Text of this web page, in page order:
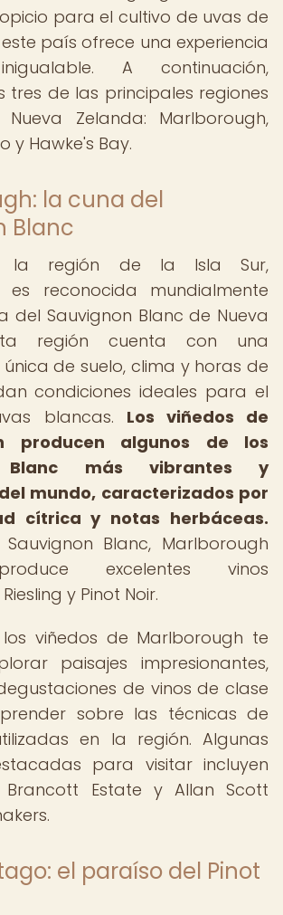
para el cultivo de uvas de
país ofrece una experiencia
A continuación,
tres de las principales regiones
Zelanda: Marlborough,
y Hawke's Bay.
la cuna del
Blanc
la región de la Isla Sur,
es reconocida mundialmente
del Sauvignon Blanc de Nueva
región cuenta con una
de suelo, clima y horas de
condiciones ideales para el
blancas. Los viñedos de
producen algunos de los
Blanc más vibrantes y
mundo, caracterizados por
cítrica y notas herbáceas.
Blanc, Marlborough
excelentes vinos
y Pinot Noir.
viñedos de Marlborough te
paisajes impresionantes,
de vinos de clase
sobre las técnicas de
en la región. Algunas
para visitar incluyen
Brancott Estate y Allan Scott
el paraíso del Pinot